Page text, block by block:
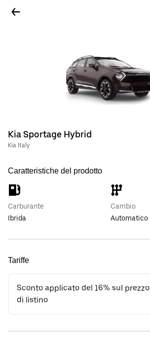
Kia Sportage Hybrid
Kia Italy
Caratteristiche del prodotto
Carburante
Ibrida
Cambio
Automatico
Tariffe
Sconto applicato del 16% sul prezzo
di listino